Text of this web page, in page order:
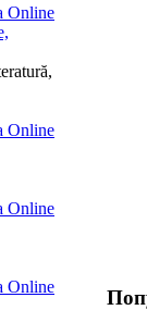
Online
Online
Online
Online